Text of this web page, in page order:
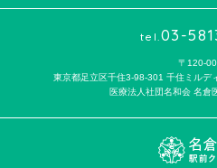
〒120-
東京都足立区千住3-98-301 千住ミルデ
医療法人社団名和会 名倉
tel. 03-